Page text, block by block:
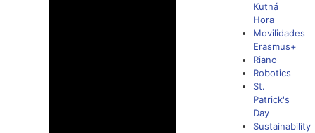
Kutná
Hora
Movilidades
Erasmus+
Riano
Robotics
St.
Patrick's
Day
Sustainability